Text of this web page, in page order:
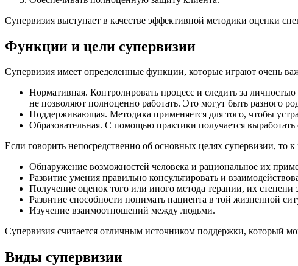
Супервизия выступает в качестве эффективной методики оценки
Функции и цели супервизии
Супервизия имеет определенные функции, которые играют очень
Нормативная. Контролировать процесс и следить за
не позволяют полноценно работать. Это могут быть разного
Поддерживающая. Методика применяется для того, чтобы
Образовательная. С помощью практики получается
Если говорить непосредственно об основных целях супервизии, то
Обнаружение возможностей человека и рациональное их
Развитие умения правильно консультировать и
Получение оценок того или иного метода терапии, их степени
Развитие способности понимать пациента в той жизненной
Изучение взаимоотношений между людьми.
Супервизия считается отличным источником поддержки, который
Виды супервизии